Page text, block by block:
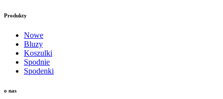
Produkty
Nowe
Bluzy
Koszulki
Spodnie
Spodenki
o nas